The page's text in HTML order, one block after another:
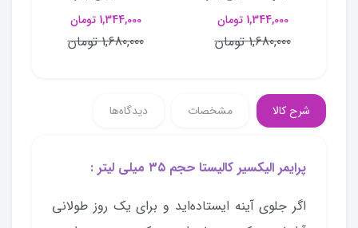
1,344,000 تومان
1,680,000 تومان
1,344,000 تومان
1,680,000 تومان
شرح کالا مشخصات دیدگاه‌ها
پرایمر الیکسیر کالیستا حجم ۳۵ میلی لیتر :
اگر جلوی آینه ایستاده‌اید و برای یک روز طولانی